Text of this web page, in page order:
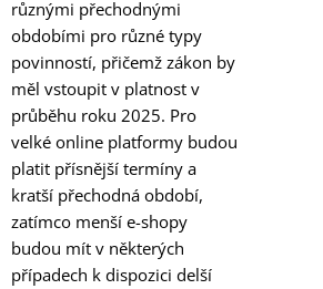
různými přechodnými
obdobími pro různé typy
povinností, přičemž zákon by
měl vstoupit v platnost v
průběhu roku 2025. Pro
velké online platformy budou
platit přísnější termíny a
kratší přechodná období,
zatímco menší e-shopy
budou mít v některých
případech k dispozici delší